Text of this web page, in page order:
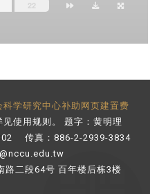
学研究中心补助网页建置费
见使用规则 。 题字：黄明理
传真：886-2-2939-3834
路二段64号 百年楼后栋3楼